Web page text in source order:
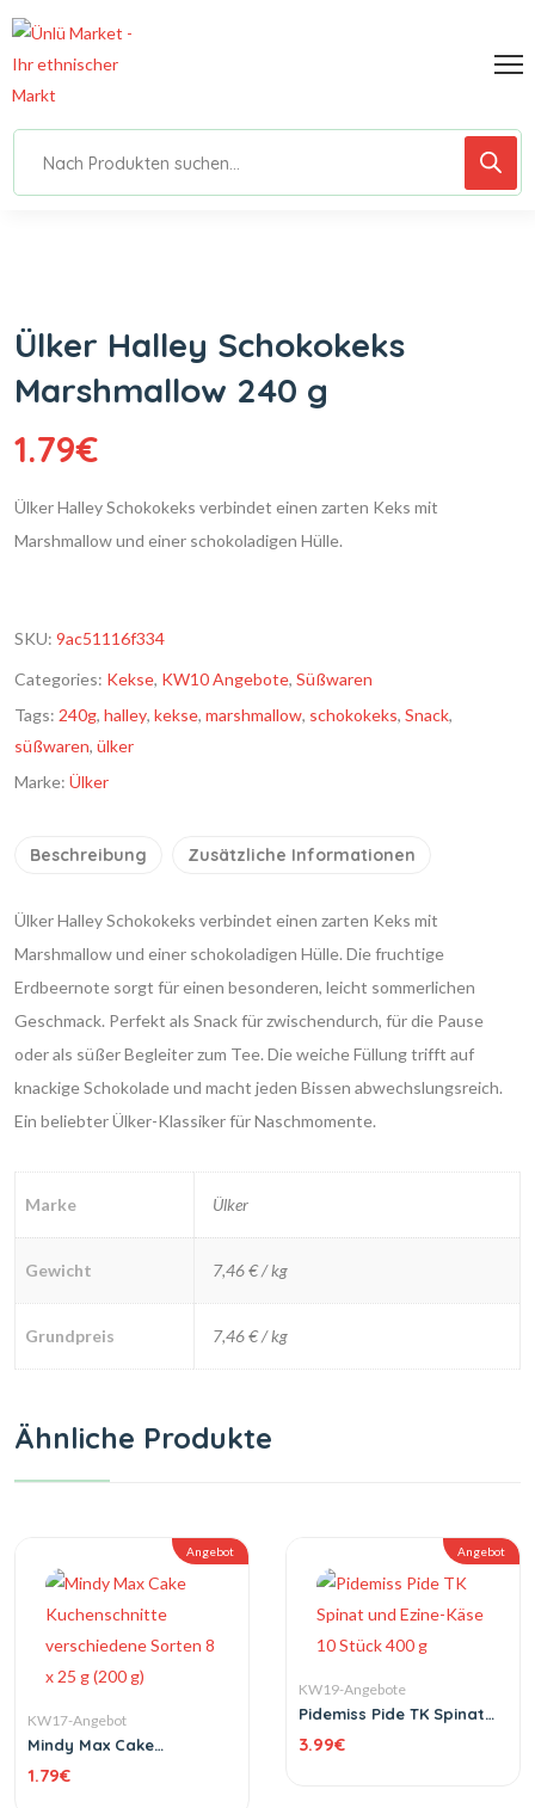
Ülker Halley Schokokeks
Marshmallow 240 g
1.79€
Ülker Halley Schokokeks verbindet einen zarten Keks mit
Marshmallow und einer schokoladigen Hülle.
SKU: 9ac51116f334
Categories: Kekse, KW10 Angebote, Süßwaren
Tags: 240g, halley, kekse, marshmallow, schokokeks, Snack,
süßwaren, ülker
Marke: Ülker
Beschreibung Zusätzliche Informationen
Ülker Halley Schokokeks verbindet einen zarten Keks mit
Marshmallow und einer schokoladigen Hülle. Die fruchtige
Erdbeernote sorgt für einen besonderen, leicht sommerlichen
Geschmack. Perfekt als Snack für zwischendurch, für die Pause
oder als süßer Begleiter zum Tee. Die weiche Füllung trifft auf
knackige Schokolade und macht jeden Bissen abwechslungsreich.
Ein beliebter Ülker-Klassiker für Naschmomente.
Marke Ülker
Gewicht 7,46 € / kg
Grundpreis 7,46 € / kg
Ähnliche Produkte
Angebot
KW17-Angebot
Mindy Max Cake
verschiedene Sorten 8 x
1.79€
Angebot
KW19-Angebote
Pidemiss Pide TK Spinat
400 g
3.99€